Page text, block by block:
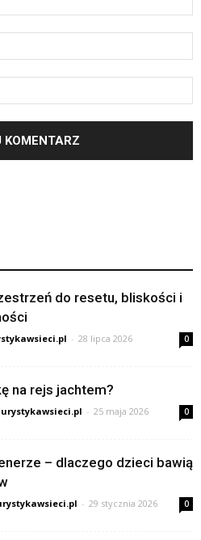
do resetu, bliskości i
- 28 lipca 2026 0
na rejs jachtem?
- 25 maja 2026 0
– dlaczego dzieci bawią
- 29 stycznia 2026 0